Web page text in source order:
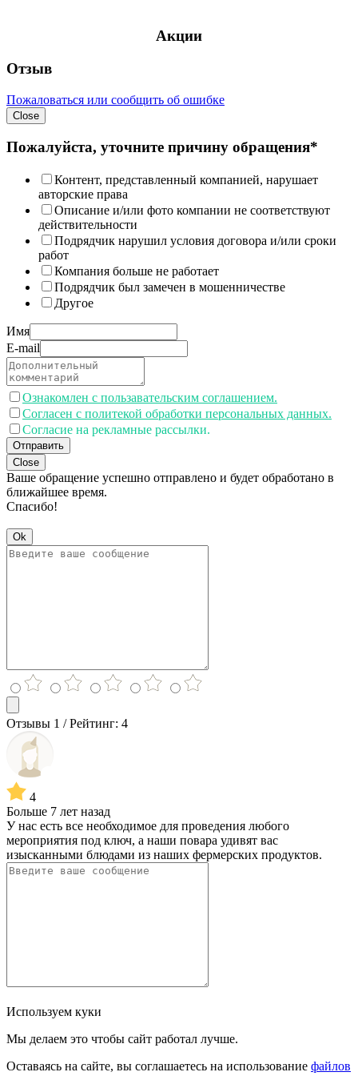
Акции
Отзыв
Пожаловаться или сообщить об ошибке
Close
Пожалуйста, уточните причину обращения*
Контент, представленный компанией, нарушает
авторские права
Описание и/или фото компании не соответствуют
действительности
Подрядчик нарушил условия договора и/или сроки
работ
Компания больше не работает
Подрядчик был замечен в мошенничестве
Другое
Имя
E-mail
Ознакомлен с пользавательским соглашением.
Согласен с политекой обработки персональных данных.
Согласие на рекламные рассылки.
Отправить
Close
Ваше обращение успешно отправлено и будет обработано в
ближайшее время.
Спасибо!
Ok
Отзывы 1 / Рейтинг: 4
4
Больше 7 лет назад
У нас есть все необходимое для проведения любого
мероприятия под ключ, а наши повара удивят вас
изысканными блюдами из наших фермерских продуктов.
Используем куки
Мы делаем это чтобы сайт работал лучше.
Оставаясь на сайте, вы соглашаетесь на использование файлов